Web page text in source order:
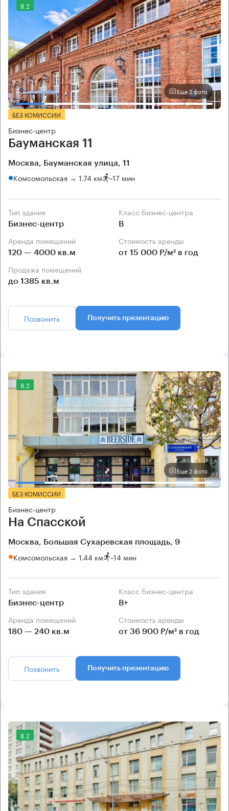
8.2
Еще 2 фото
БЕЗ КОМИССИИ
Бизнес-центр
Бауманская 11
Москва, Бауманская улица, 11
Комсомольская → 1.74 км ~17 мин
Тип здания
Бизнес-центр
Класс бизнес-центра
B
Аренда помещений
120 — 4000 кв.м
Стоимость аренды
от 15 000 Р/м² в год
Продажа помещений
до 1385 кв.м
Позвонить Получить презентацию
8.2
Еще 2 фото
БЕЗ КОМИССИИ
Бизнес-центр
На Спасской
Москва, Большая Сухаревская площадь, 9
Комсомольская → 1.44 км ~14 мин
Тип здания
Бизнес-центр
Класс бизнес-центра
B+
Аренда помещений
180 — 240 кв.м
Стоимость аренды
от 36 900 Р/м² в год
Позвонить Получить презентацию
8.2